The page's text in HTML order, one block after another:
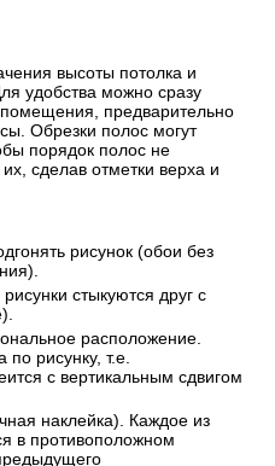
высоты потолка и
удобства можно сразу
предварительно
Обрезки полос могут
порядок полос не
сделав отметки верха и
рисунок (обои без
стыкуются друг с
расположение.
по рисунку, т.е.
с вертикальным сдвигом
наклейка). Каждое из
в противоположном